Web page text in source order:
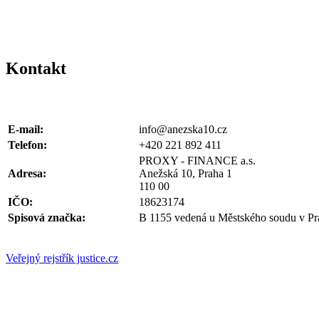
Kontakt
E-mail:
info@anezska10.cz
Telefon:
+420 221 892 411
Adresa:
PROXY - FINANCE a.s.
Anežská 10, Praha 1
110 00
IČO:
18623174
Spisová značka:
B 1155 vedená u Městského soudu v
Veřejný rejstřík justice.cz